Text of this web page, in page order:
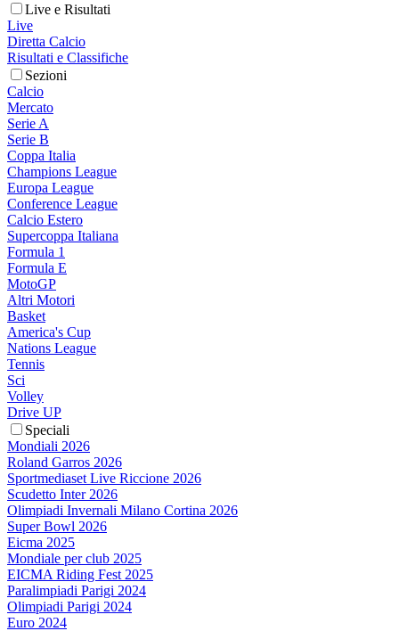
Live e Risultati
Live
Diretta Calcio
Risultati e Classifiche
Sezioni
Calcio
Mercato
Serie A
Serie B
Coppa Italia
Champions League
Europa League
Conference League
Calcio Estero
Supercoppa Italiana
Formula 1
Formula E
MotoGP
Altri Motori
Basket
America's Cup
Nations League
Tennis
Sci
Volley
Drive UP
Speciali
Mondiali 2026
Roland Garros 2026
Sportmediaset Live Riccione 2026
Scudetto Inter 2026
Olimpiadi Invernali Milano Cortina 2026
Super Bowl 2026
Eicma 2025
Mondiale per club 2025
EICMA Riding Fest 2025
Paralimpiadi Parigi 2024
Olimpiadi Parigi 2024
Euro 2024